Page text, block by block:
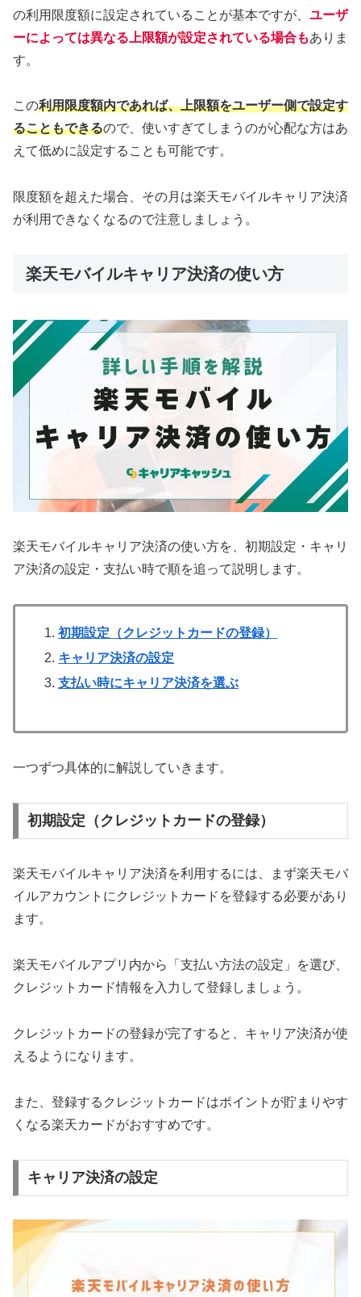
の利用限度額に設定されていることが基本ですが、 ユーザ
ーによっては異なる上限額が設定されている場合もありま
す。
この利用限度額内であれば、上限額をユーザー側で設定す
ることもできるので、使いすぎてしまうのが心配な方はあ
えて低めに設定することも可能です。
限度額を超えた場合、その月は楽天モバイルキャリア決済
が利用できなくなるので注意しましょう。
楽天モバイルキャリア決済の使い方
楽天モバイルキャリア決済の使い方を、初期設定・キャリ
ア決済の設定・支払い時で順を追って説明します。
初期設定（クレジットカードの登録）
キャリア決済の設定
支払い時にキャリア決済を選ぶ
一つずつ具体的に解説していきます。
初期設定（クレジットカードの登録）
楽天モバイルキャリア決済を利用するには、まず楽天モバ
イルアカウントにクレジットカードを登録する必要があり
ます。
楽天モバイルアプリ内から「支払い方法の設定」を選び、
クレジットカード情報を入力して登録しましょう。
クレジットカードの登録が完了すると、キャリア決済が使
えるようになります。
また、登録するクレジットカードはポイントが貯まりやす
くなる楽天カードがおすすめです。
キャリア決済の設定